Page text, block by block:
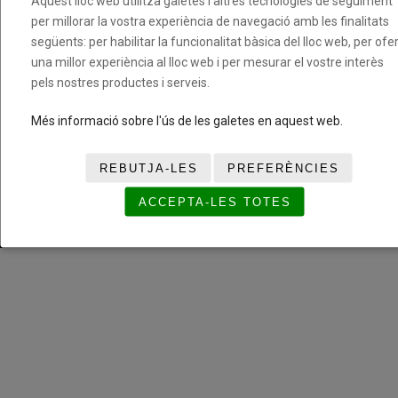
Fundació del Bàsquet Català. Tots els drets reservats ©
per millorar la vostra experiència de navegació amb les finalitats
següents: per habilitar la funcionalitat bàsica del lloc web, per
una millor experiència al lloc web i per mesurar el vostre interès
pels nostres productes i serveis.
Més informació sobre l'ús de les galetes en aquest web.
REBUTJA-LES PREFERÈNCIES
ACCEPTA-LES TOTES